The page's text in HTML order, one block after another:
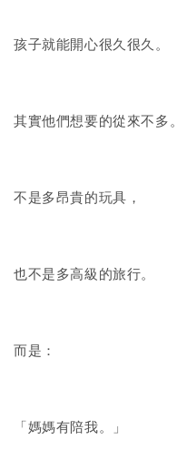
孩子就能開心很久很久。
其實他們想要的從來不多。
不是多昂貴的玩具，
也不是多高級的旅行。
而是：
「媽媽有陪我。」